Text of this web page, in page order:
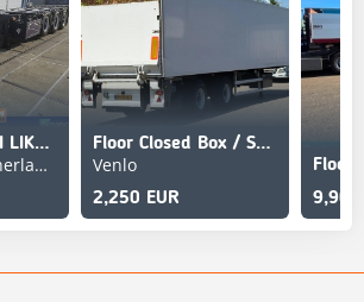
Floor N/A MULTI LIKE NEW
Vuren, The Netherlands
Floor Closed Box / Stuur-As / Laadklep / Bpw-Axle
Venlo
2,250 EUR 9,900